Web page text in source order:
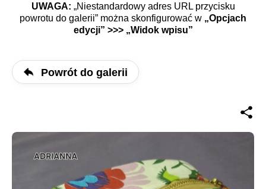
UWAGA: „Niestandardowy adres URL przycisku
powrotu do galerii” można skonfigurować w „Opcjach
edycji” >>> „Widok wpisu”
Powrót do galerii